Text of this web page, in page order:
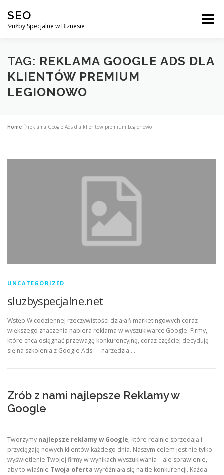
treści
SEO
Służby Specjalne w Biznesie
Menu
AGENCJA SEO CO ZYSKUJESZ ?
DLACZEGO WARTO?
KONTAKT
TAG: REKLAMA GOOGLE ADS DLA
KLIENTÓW PREMIUM
LEGIONOWO
Home »reklama Google Ads dla klientów premium Legionowo
UNCATEGORIZED
sluzbyspecjalne.net
Wstęp W codziennej rzeczywistości działań marketingowych coraz
większego znaczenia nabiera reklama w wyszukiwarce Google. Firmy,
które chcą osiągnąć przewagę konkurencyjną, coraz częściej decydują
się na szkolenia z Google Ads — narzędzia …
Zrób z nami najlepsze Reklamy w
Google
Tworzymy najlepsze reklamy w Google, które realnie sprzedają i
przyciągają nowych klientów każdego dnia. Naszym celem jest nie tylko
wyświetlenie Twojej firmy w wynikach wyszukiwania – ale sprawienie,
aby to właśnie Twoja oferta wyróżniała się na tle konkurencji. Każda